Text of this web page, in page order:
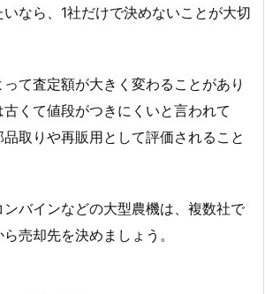
なら、1社だけで決めないことが大切
て査定額が大きく変わることがあり
くて値段がつきにくいと言われて
取りや再販用として評価されること
バインなどの大型農機は、複数社で
売却先を決めましょう。